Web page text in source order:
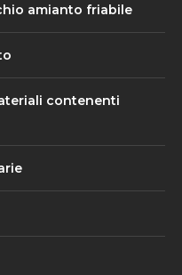
amianto friabile
contenenti